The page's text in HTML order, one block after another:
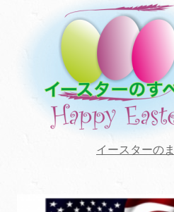
イースターの